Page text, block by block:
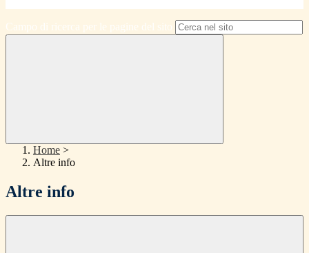
Campo di ricerca per le pagine del sito
Home >
Altre info
Altre info